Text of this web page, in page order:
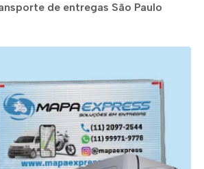
de entregas São Paulo